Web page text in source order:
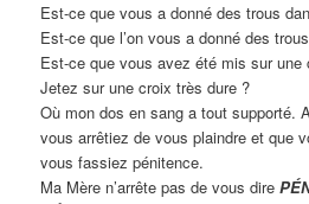
Est-ce que vous a donné des trous
Est-ce que l’on vous a donné des
Est-ce que vous avez été mis sur une
Jetez sur une croix très dure ?
Où mon dos en sang a tout supporté.
vous arrêtiez de vous plaindre et que
vous fassiez pénitence.
Ma Mère n’arrête pas de vous dire